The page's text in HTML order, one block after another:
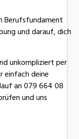
Berufsfundament
und darauf, dich
unkompliziert per
einfach deine
an 079 664 08
und uns